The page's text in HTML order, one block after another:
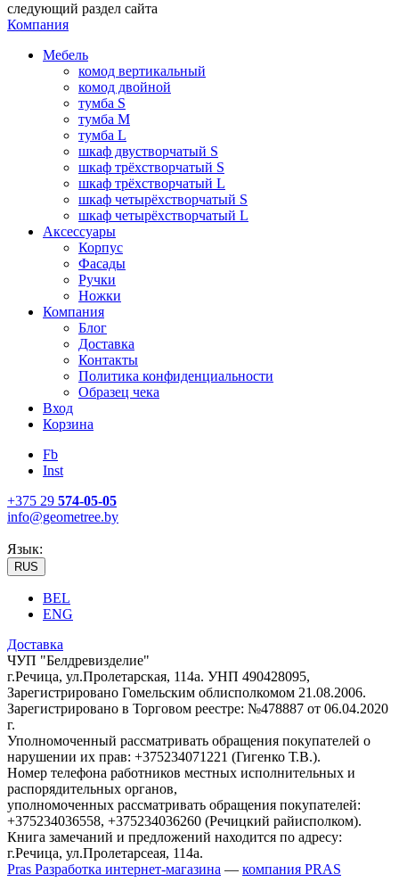
следующий раздел сайта
Компания
Мебель
комод вертикальный
комод двойной
тумба S
тумба M
тумба L
шкаф двустворчатый S
шкаф трёхстворчатый S
шкаф трёхстворчатый L
шкаф четырёхстворчатый S
шкаф четырёхстворчатый L
Аксессуары
Корпус
Фасады
Ручки
Ножки
Компания
Блог
Доставка
Контакты
Политика конфиденциальности
Образец чека
Вход
Корзина
Fb
Inst
+375 29 574-05-05
info@geometree.by
Язык:
RUS
BEL
ENG
Доставка
ЧУП "Белдревизделие"
г.Речица, ул.Пролетарская, 114а. УНП 490428095,
Зарегистрировано Гомельским облисполкомом 21.08.2006.
Зарегистрировано в Торговом реестре: №478887 от 06.04.2020
г.
Уполномоченный рассматривать обращения покупателей о
нарушении их прав: +375234071221 (Гигенко Т.В.).
Номер телефона работников местных исполнительных и
распорядительных органов,
уполномоченных рассматривать обращения покупателей:
+375234036558, +375234036260 (Речицкий райисполком).
Книга замечаний и предложений находится по адресу:
г.Речица, ул.Пролетарсеая, 114а.
Pras Разработка интернет-магазина — компания PRAS